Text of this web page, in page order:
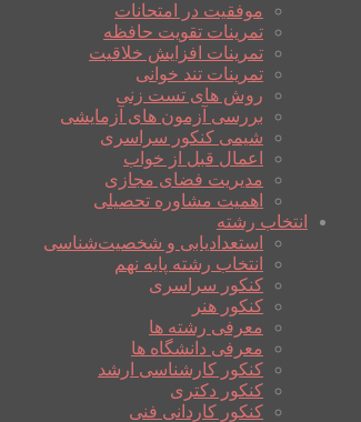
موفقیت در امتحانات
تمرینات تقویت حافظه
تمرینات افزایش خلاقیت
تمرینات تند خوانی
روش های تست زنی
بررسی آزمون های آزمایشی
شیمی کنکور سراسری
اعمال قبل از خواب
مدیریت فضای مجازی
اهمیت مشاوره تحصیلی
انتخاب رشته
استعدادیابی و شخصیت‌شناسی
انتخاب رشته پایه نهم
کنکور سراسری
کنکور هنر
معرفی رشته ها
معرفی دانشگاه ها
کنکور کارشناسی ارشد
کنکور دکتری
کنکور کاردانی فنی